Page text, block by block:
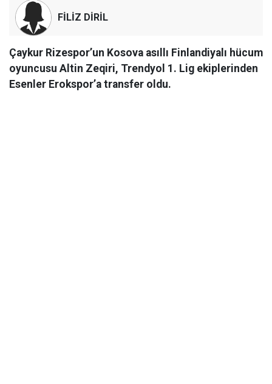
FİLİZ DİRİL
Çaykur Rizespor’un Kosova asıllı Finlandiyalı hücum
oyuncusu Altin Zeqiri, Trendyol 1. Lig ekiplerinden
Esenler Erokspor’a transfer oldu.